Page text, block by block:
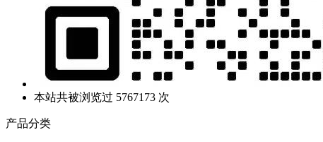
本站共被浏览过 5767173 次
产品分类